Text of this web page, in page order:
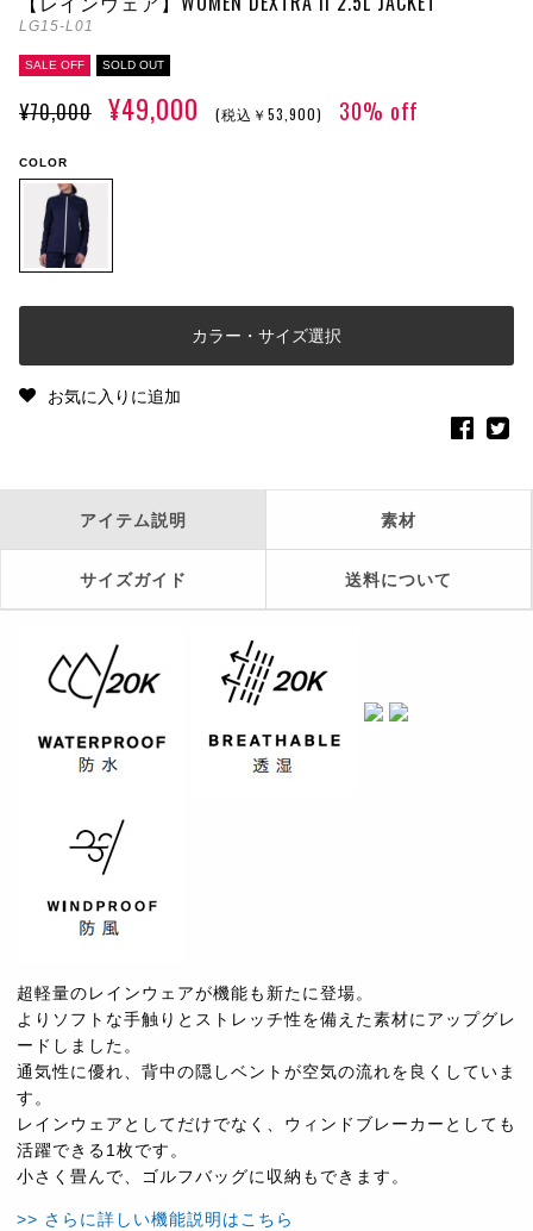
LG15-L01
SALE OFF SOLD OUT
¥70,000 ¥49,000 (税込￥53,900) 30% off
COLOR
カラー・サイズ選択
お気に入りに追加
アイテム説明 素材
サイズガイド 送料について
超軽量のレインウェアが機能も新たに登場。
よりソフトな手触りとストレッチ性を備えた素材にアップグレ
ードしました。
通気性に優れ、背中の隠しベントが空気の流れを良くしていま
す。
レインウェアとしてだけでなく、ウィンドブレーカーとしても
活躍できる1枚です。
小さく畳んで、ゴルフバッグに収納もできます。
>> さらに詳しい機能説明はこちら